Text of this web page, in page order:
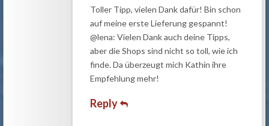
Toller Tipp, vielen Dank dafür! Bin schon
auf meine erste Lieferung gespannt!
@lena: Vielen Dank auch deine Tipps,
aber die Shops sind nicht so toll, wie ich
finde. Da überzeugt mich Kathin ihre
Empfehlung mehr!
Reply